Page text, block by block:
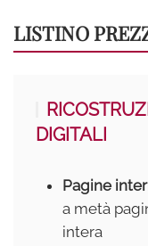
LISTINO
DIGITALI
Pagine
a metà
intera